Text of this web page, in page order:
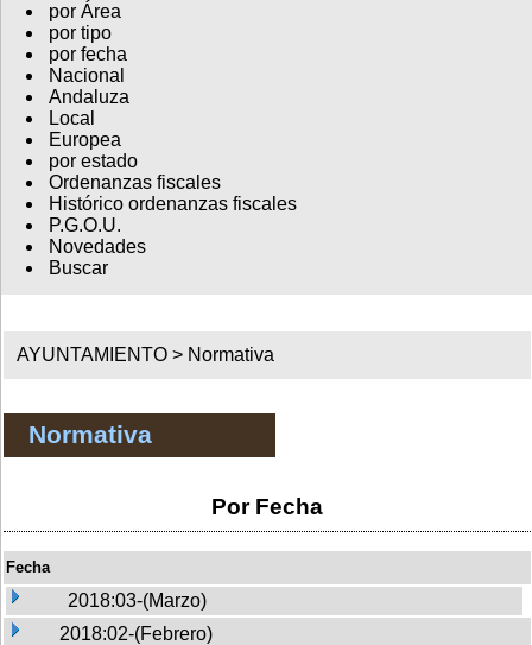
por Área
por tipo
por fecha
Nacional
Andaluza
Local
Europea
por estado
Ordenanzas fiscales
Histórico ordenanzas fiscales
P.G.O.U.
Novedades
Buscar
AYUNTAMIENTO > Normativa
Normativa
Por Fecha
Fecha
2018:03-(Marzo)
2018:02-(Febrero)